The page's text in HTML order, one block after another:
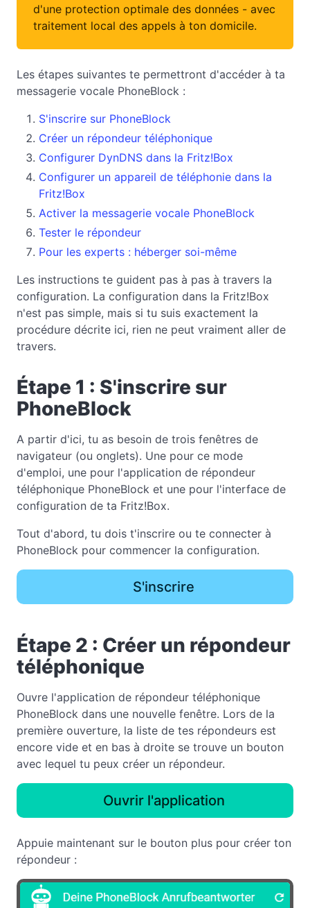
d'une protection optimale des données - avec
traitement local des appels à ton domicile.
Les étapes suivantes te permettront d'accéder à ta
messagerie vocale PhoneBlock :
S'inscrire sur PhoneBlock
Créer un répondeur téléphonique
Configurer DynDNS dans la Fritz!Box
Configurer un appareil de téléphonie dans la
Fritz!Box
Activer la messagerie vocale PhoneBlock
Tester le répondeur
Pour les experts : héberger soi-même
Les instructions te guident pas à pas à travers la
configuration. La configuration dans la Fritz!Box
n'est pas simple, mais si tu suis exactement la
procédure décrite ici, rien ne peut vraiment aller de
travers.
Étape 1 : S'inscrire sur
PhoneBlock
A partir d'ici, tu as besoin de trois fenêtres de
navigateur (ou onglets). Une pour ce mode
d'emploi, une pour l'application de répondeur
téléphonique PhoneBlock et une pour l'interface de
configuration de ta Fritz!Box.
Tout d'abord, tu dois t'inscrire ou te connecter à
PhoneBlock pour commencer la configuration.
S'inscrire
Étape 2 : Créer un répondeur
téléphonique
Ouvre l'application de répondeur téléphonique
PhoneBlock dans une nouvelle fenêtre. Lors de la
première ouverture, la liste de tes répondeurs est
encore vide et en bas à droite se trouve un bouton
avec lequel tu peux créer un répondeur.
Ouvrir l'application
Appuie maintenant sur le bouton plus pour créer ton
répondeur :